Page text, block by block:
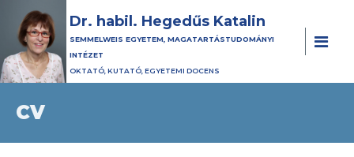
Dr. habil. Hegedűs Katalin
SEMMELWEIS EGYETEM, MAGATARTÁSTUDOMÁNYI
INTÉZET
OKTATÓ, KUTATÓ, EGYETEMI DOCENS
CV